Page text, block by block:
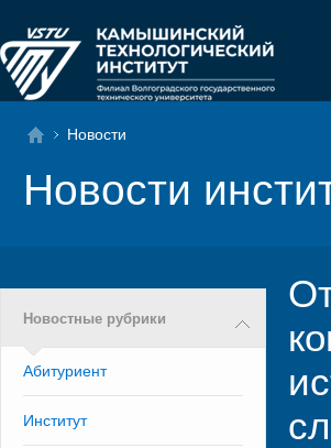
Новости
Новости
Новостные рубрики
Абитуриент
Институт